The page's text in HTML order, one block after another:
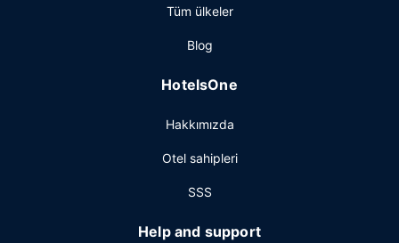
3 restoran var; isterseniz 24 saat oda servisi imkanı da
salonu, plaj bar veya havuz kenarı barı mevcut. Misafirlere
kuru temizleme/çamaşır yıkama servisi mevcuttur. Bu
otelde etkinliklerde kullanılmak üzere 2 toplantı odası
Tüm ülkeler
Blog
HotelsOne
Hakkımızda
Otel sahipleri
SSS
Help and support